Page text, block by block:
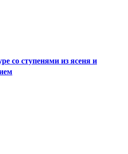
со ступенями из ясеня и